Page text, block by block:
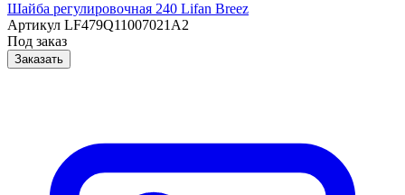
Шайба регулировочная 240 Lifan Breez
Артикул LF479Q11007021A2
Под заказ
Заказать